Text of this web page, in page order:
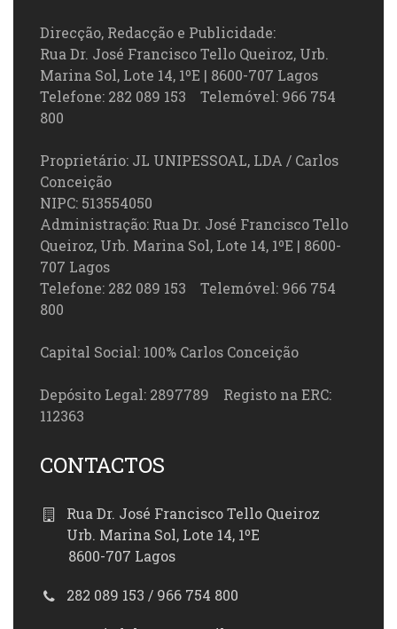
Direcção, Redacção e Publicidade:
Rua Dr. José Francisco Tello Queiroz, Urb.
Marina Sol, Lote 14, 1ºE | 8600-707 Lagos
Telefone: 282 089 153 Telemóvel: 966 754
800
Proprietário: JL UNIPESSOAL, LDA / Carlos
Conceição
NIPC: 513554050
Administração: Rua Dr. José Francisco Tello
Queiroz, Urb. Marina Sol, Lote 14, 1ºE | 8600-
707 Lagos
Telefone: 282 089 153 Telemóvel: 966 754
800
Capital Social: 100% Carlos Conceição
Depósito Legal: 2897789 Registo na ERC:
112363
CONTACTOS
Rua Dr. José Francisco Tello Queiroz
Urb. Marina Sol, Lote 14, 1ºE
8600-707 Lagos
282 089 153 / 966 754 800